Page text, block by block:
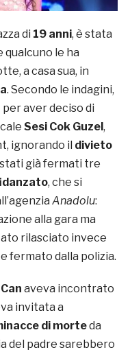
di 19 anni, è stata
le ha
a casa sua, in
. Secondo le indagini,
per aver deciso di
Sesi Cok Guzel,
ignorando il divieto
stati già fermati tre
, che si
Anadolu:
alla gara ma
rilasciato invece
fermato dalla polizia.
aveva incontrato
invitata a
di morteda
del padre sarebbero